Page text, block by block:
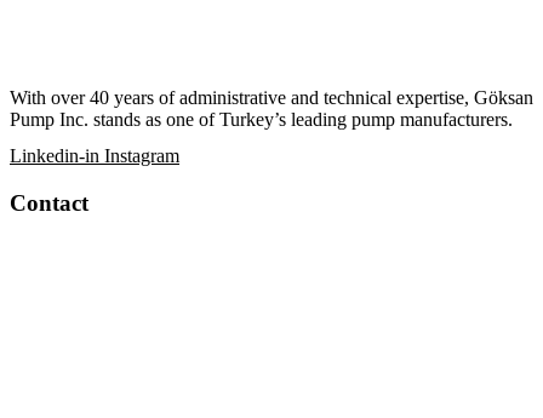
With over 40 years of administrative and technical expertise, Göksan
Pump Inc. stands as one of Turkey’s leading pump manufacturers.
Linkedin-in Instagram
Contact